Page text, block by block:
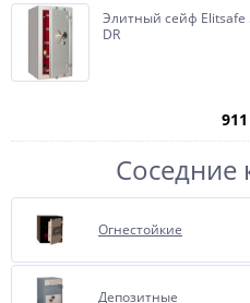
Отделка бархатом
Элитный сейф Elitsafe
DR
Соседние
Огнестойкие
Депозитные